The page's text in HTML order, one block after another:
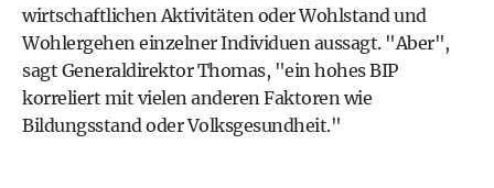
wirtschaftlichen Aktivitäten oder Wohlstand und
Wohlergehen einzelner Individuen aussagt. "Aber",
sagt Generaldirektor Thomas, "ein hohes BIP
korreliert mit vielen anderen Faktoren wie
Bildungsstand oder Volksgesundheit."